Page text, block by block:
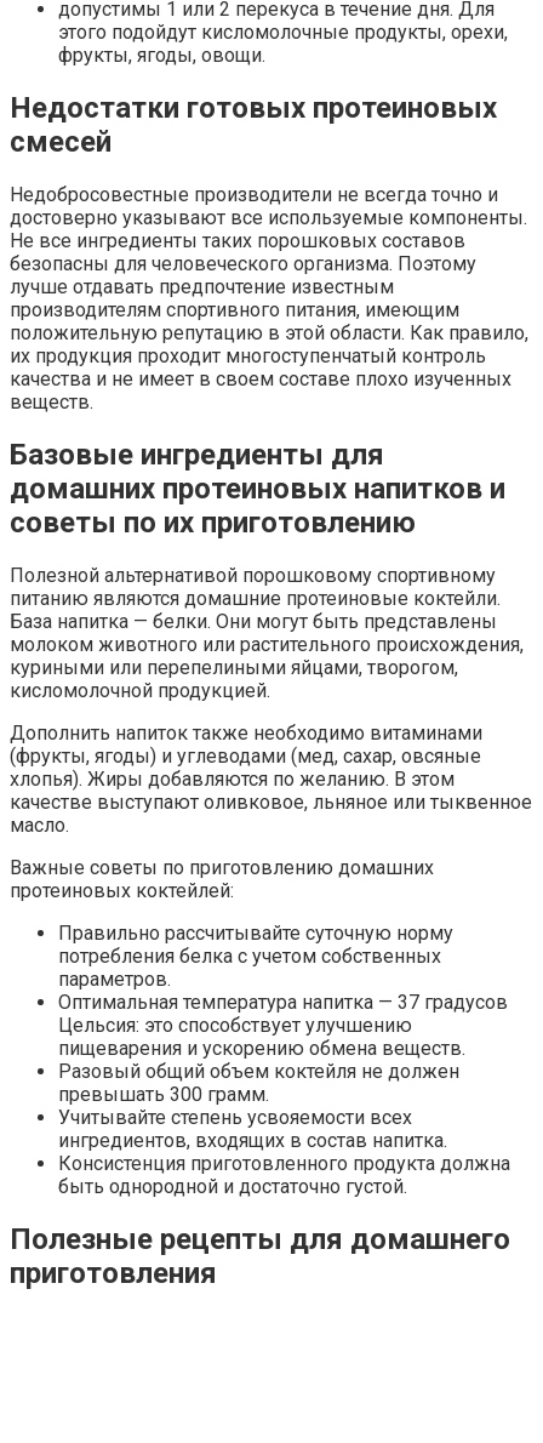
допустимы 1 или 2 перекуса в течение дня. Для
этого подойдут кисломолочные продукты, орехи,
фрукты, ягоды, овощи.
Недостатки готовых протеиновых
смесей
Недобросовестные производители не всегда точно и
достоверно указывают все используемые компоненты.
Не все ингредиенты таких порошковых составов
безопасны для человеческого организма. Поэтому
лучше отдавать предпочтение известным
производителям спортивного питания, имеющим
положительную репутацию в этой области. Как правило,
их продукция проходит многоступенчатый контроль
качества и не имеет в своем составе плохо изученных
веществ.
Базовые ингредиенты для
домашних протеиновых напитков и
советы по их приготовлению
Полезной альтернативой порошковому спортивному
питанию являются домашние протеиновые коктейли.
База напитка — белки. Они могут быть представлены
молоком животного или растительного происхождения,
куриными или перепелиными яйцами, творогом,
кисломолочной продукцией.
Дополнить напиток также необходимо витаминами
(фрукты, ягоды) и углеводами (мед, сахар, овсяные
хлопья). Жиры добавляются по желанию. В этом
качестве выступают оливковое, льняное или тыквенное
масло.
Важные советы по приготовлению домашних
протеиновых коктейлей:
Правильно рассчитывайте суточную норму
потребления белка с учетом собственных
параметров.
Оптимальная температура напитка — 37 градусов
Цельсия: это способствует улучшению
пищеварения и ускорению обмена веществ.
Разовый общий объем коктейля не должен
превышать 300 грамм.
Учитывайте степень усвояемости всех
ингредиентов, входящих в состав напитка.
Консистенция приготовленного продукта должна
быть однородной и достаточно густой.
Полезные рецепты для домашнего
приготовления